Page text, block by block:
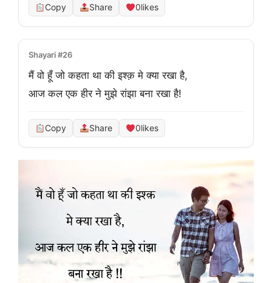
Copy Share 0likes
Shayari #26
मैं वो हूँ जो कहता था की इश्क़ मे क्या रखा है,
आज कल एक हीर ने मुझे रांझा बना रखा है!
Copy Share 0likes